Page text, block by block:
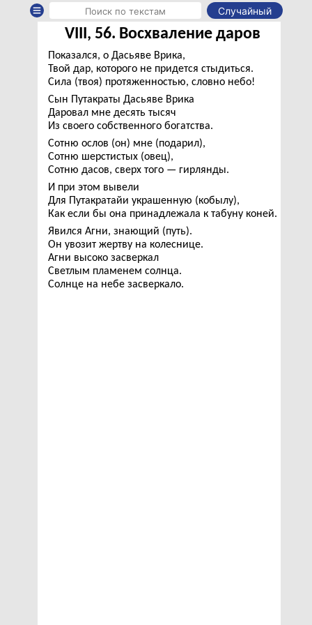
Случайный
VIII, 56. Восхваление даров
Показался, о Дасьяве Врика,
Твой дар, которого не придется стыдиться.
Сила (твоя) протяженностью, словно небо!
Сын Путакраты Дасьяве Врика
Даровал мне десять тысяч
Из своего собственного богатства.
Сотню ослов (он) мне (подарил),
Сотню шерстистых (овец),
Сотню дасов, сверх того — гирлянды.
И при этом вывели
Для Путакратайи украшенную (кобылу),
Как если бы она принадлежала к табуну коней.
Явился Агни, знающий (путь).
Он увозит жертву на колеснице.
Агни высоко засверкал
Светлым пламенем солнца.
Солнце на небе засверкало.